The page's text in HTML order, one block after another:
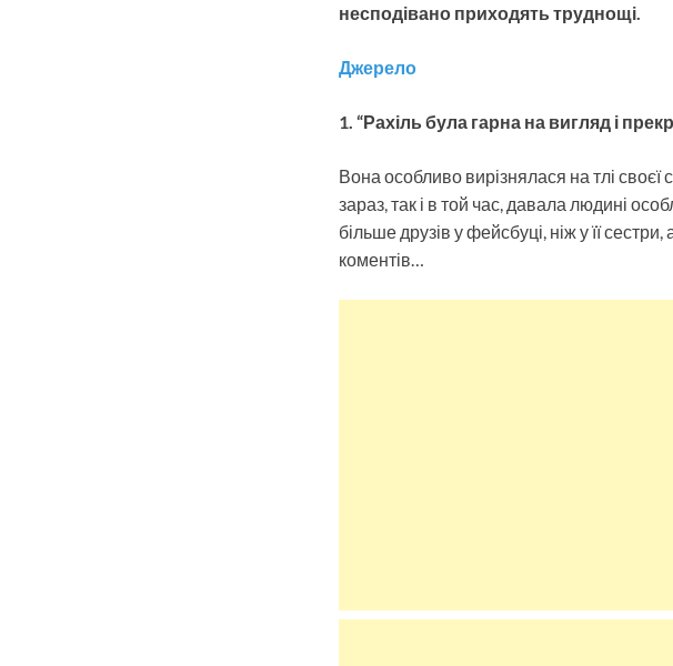
несподівано приходять труднощі.
Джерело
1. “Рахіль була гарна на вигляд і
Вона особливо вирізнялася на тлі своєї
зараз, так і в той час, давала людині
більше друзів у фейсбуці, ніж у її
коментів…